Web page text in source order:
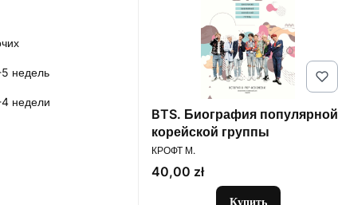
недель
недели
BTS. Биография популярной
корейской группы
ПРОИЗВОДИТЕЛЬ
КРОФТ М.
Цена
40,00 zł
Купить